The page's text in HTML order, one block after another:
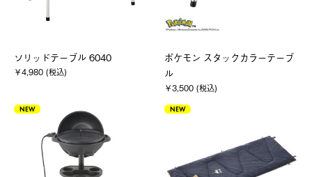
ソリッドテーブル 6040
￥4,980 (税込)
ポケモン スタックカラーテーブ
ル
￥3,500 (税込)
NEW NEW